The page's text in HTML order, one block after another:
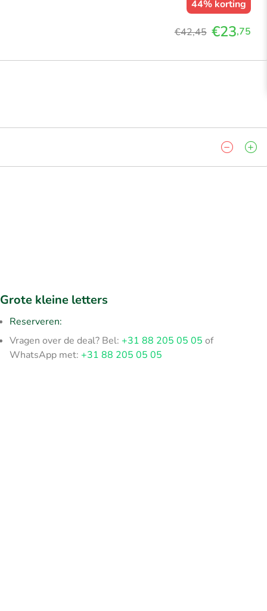
44% korting
€42,45 €23,75
Grote kleine letters
Reserveren:
Vragen over de deal? Bel:+31 88 205 05 05 of
WhatsApp met:+31 88 205 05 05